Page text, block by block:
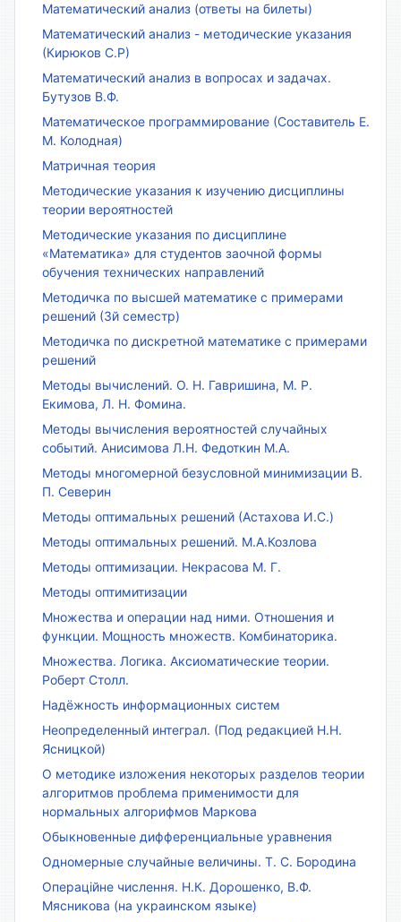
Математический анализ (ответы на билеты)
Математический анализ - методические указания
(Кирюков С.Р)
Математический анализ в вопросах и задачах.
Бутузов В.Ф.
Математическое программирование (Составитель Е.
М. Колодная)
Матричная теория
Методические указания к изучению дисциплины
теории вероятностей
Методические указания по дисциплине
«Математика» для студентов заочной формы
обучения технических направлений
Методичка по высшей математике с примерами
решений (3й семестр)
Методичка по дискретной математике с примерами
решений
Методы вычислений. О. Н. Гавришина, М. Р.
Екимова, Л. Н. Фомина.
Методы вычисления вероятностей случайных
событий. Анисимова Л.Н. Федоткин М.А.
Методы многомерной безусловной минимизации В.
П. Северин
Методы оптимальных решений (Астахова И.С.)
Методы оптимальных решений. М.А.Козлова
Методы оптимизации. Некрасова М. Г.
Методы оптимитизации
Множества и операции над ними. Отношения и
функции. Мощность множеств. Комбинаторика.
Множества. Логика. Аксиоматические теории.
Роберт Столл.
Надёжность информационных систем
Неопределенный интеграл. (Под редакцией Н.Н.
Ясницкой)
О методике изложения некоторых разделов теории
алгоритмов проблема применимости для
нормальных алгорифмов Маркова
Обыкновенные дифференциальные уравнения
Одномерные случайные величины. Т. С. Бородина
Операційне числення. Н.К. Дорошенко, В.Ф.
Мясникова (на украинском языке)